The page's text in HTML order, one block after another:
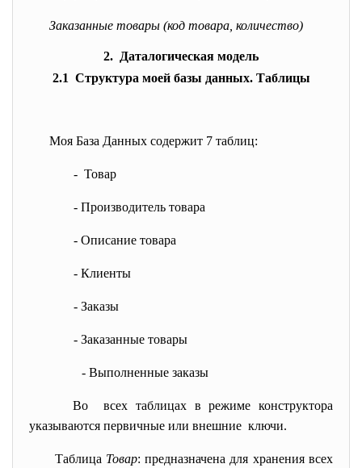
Заказанные товары (код товара, количество)
2. Даталогическая модель
2.1 Структура моей базы данных. Таблицы
Моя База Данных содержит 7 таблиц:
- Товар
- Производитель товара
- Описание товара
- Клиенты
- Заказы
- Заказанные товары
- Выполненные заказы
Во всех таблицах в режиме конструктора
указываются первичные или внешние ключи.
Таблица Товар: предназначена для хранения всех